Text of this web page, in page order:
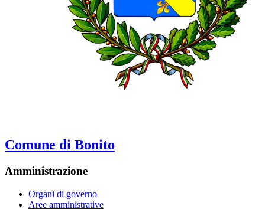
Comune di Bonito
Amministrazione
Organi di governo
Aree amministrative